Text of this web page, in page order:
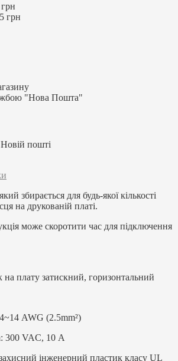
грн
"Нова Пошта"
пошті
збирається для будь-якої кількості
на друкованій платі.
може скоротити час для підключення
плату затискний, горизонтальний
AWG (2.5mm²)
300 VAC, 10 А
інженерний пластик класу UL